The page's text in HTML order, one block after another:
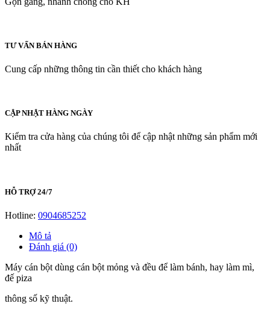
TƯ VẤN BÁN HÀNG
Cung cấp những thông tin cần thiết cho khách hàng
CẬP NHẬT HÀNG NGÀY
Kiểm tra cửa hàng của chúng tôi để cập nhật những sản phẩm mới
nhất
HỖ TRỢ 24/7
Hotline: 0904685252
Mô tả
Đánh giá (0)
Máy cán bột dùng cán bột mỏng và đều để làm bánh, hay làm mì,
đế piza
thông số kỹ thuật.